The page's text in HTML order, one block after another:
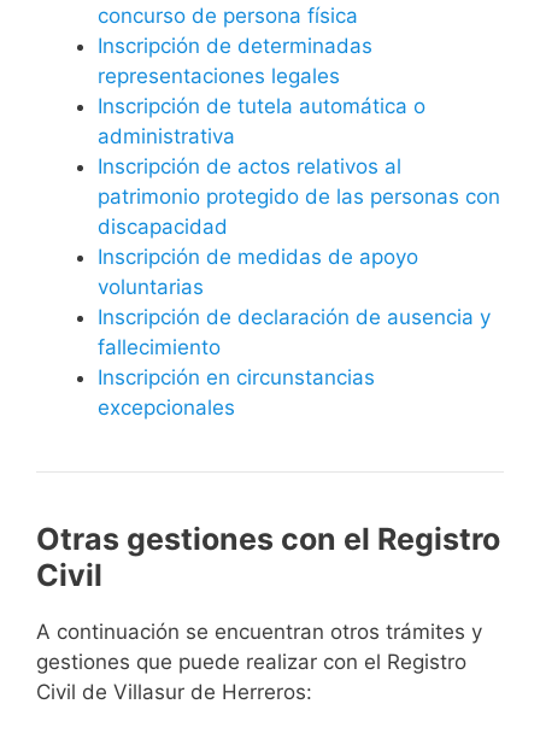
concurso de persona física
Inscripción de determinadas
representaciones legales
Inscripción de tutela automática o
administrativa
Inscripción de actos relativos al
patrimonio protegido de las personas con
discapacidad
Inscripción de medidas de apoyo
voluntarias
Inscripción de declaración de ausencia y
fallecimiento
Inscripción en circunstancias
excepcionales
Otras gestiones con el Registro
Civil
A continuación se encuentran otros trámites y
gestiones que puede realizar con el Registro
Civil de Villasur de Herreros: